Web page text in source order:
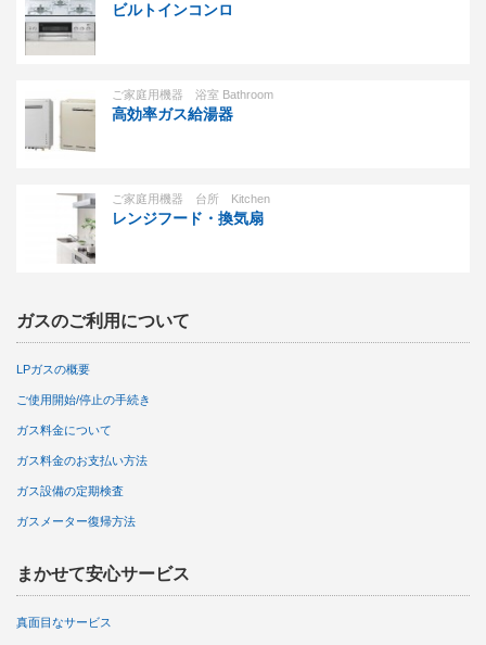
ビルトインコンロ
ご家庭用機器 浴室 Bathroom
高効率ガス給湯器
ご家庭用機器 台所 Kitchen
レンジフード・換気扇
ガスのご利用について
LPガスの概要
ご使用開始/停止の手続き
ガス料金について
ガス料金のお支払い方法
ガス設備の定期検査
ガスメーター復帰方法
まかせて安心サービス
真面目なサービス